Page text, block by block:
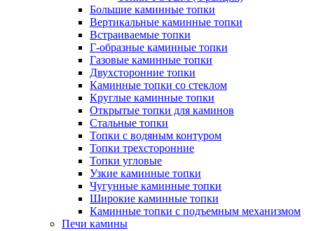
Большие каминные топки
Вертикальные каминные топки
Встраиваемые топки
Г-образные каминные топки
Газовые каминные топки
Двухсторонние топки
Каминные топки со стеклом
Круглые каминные топки
Открытые топки для каминов
Стальные топки
Топки с водяным контуром
Топки трехсторонние
Топки угловые
Узкие каминные топки
Чугунные каминные топки
Широкие каминные топки
Каминные топки с подъемным механизмом
Печи камины